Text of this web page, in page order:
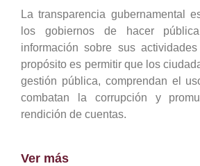
La transparencia gubernamental
los gobiernos de hacer
información sobre sus
propósito es permitir que los
gestión pública, comprendan el
combatan la corrupción y
rendición de cuentas.
Ver más